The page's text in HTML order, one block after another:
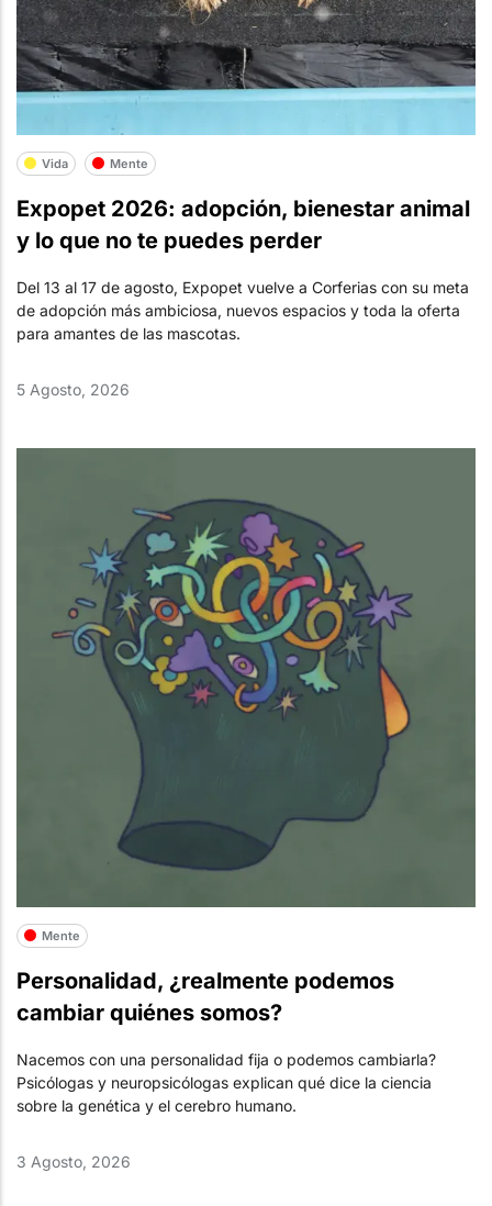
Vida Mente
Expopet 2026: adopción, bienestar animal
y lo que no te puedes perder
Del 13 al 17 de agosto, Expopet vuelve a Corferias con su meta
de adopción más ambiciosa, nuevos espacios y toda la oferta
para amantes de las mascotas.
5 Agosto, 2026
Mente
Personalidad, ¿realmente podemos
cambiar quiénes somos?
Nacemos con una personalidad fija o podemos cambiarla?
Psicólogas y neuropsicólogas explican qué dice la ciencia
sobre la genética y el cerebro humano.
3 Agosto, 2026